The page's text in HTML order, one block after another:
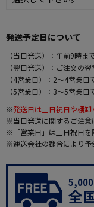
発送予定日について
（当日発送）：午前9時ま
（翌日発送）：ご注文の
（4営業日）：2～4営業日
（5営業日）：3～5営業日
※発送日は土日祝日や棚卸
※当日発送に関するご注意
※「営業日」は土日祝日を
※運送会社の都合により予
5,000
全